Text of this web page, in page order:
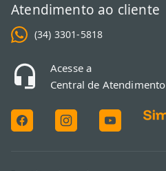
Atendimento ao cliente
(34) 3301-5818
Acesse a
Central de Atendimento